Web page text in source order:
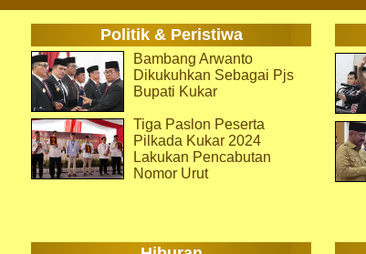
Politik & Peristiwa
Bambang Arwanto
Dikukuhkan Sebagai Pjs
Bupati Kukar
Tiga Paslon Peserta
Pilkada Kukar 2024
Lakukan Pencabutan
Nomor Urut